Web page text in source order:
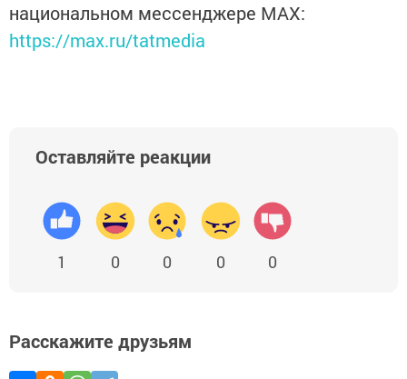
национальном мессенджере MАХ:
https://max.ru/tatmedia
Оставляйте реакции
1 0 0 0 0
Расскажите друзьям